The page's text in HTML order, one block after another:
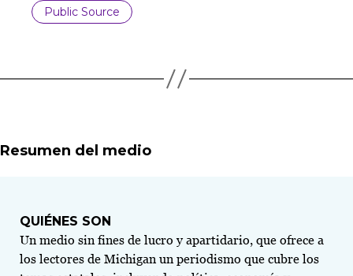
Public Source
Resumen del medio
QUIÉNES SON
Un medio sin fines de lucro y apartidario, que ofrece a
los lectores de Michigan un periodismo que cubre los